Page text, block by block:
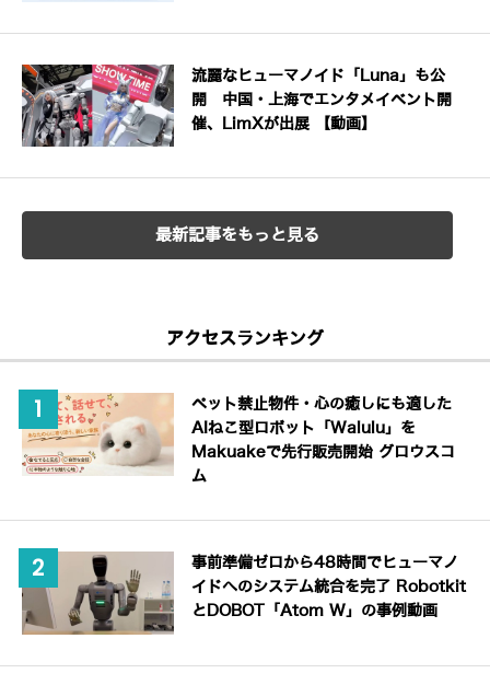
流麗なヒューマノイド「Luna」も公
開 中国・上海でエンタメイベント開
催、LimXが出展 【動画】
最新記事をもっと見る
アクセスランキング
ペット禁止物件・心の癒しにも適した
AIねこ型ロボット「Walulu」を
Makuakeで先行販売開始 グロウスコ
ム
事前準備ゼロから48時間でヒューマノ
イドへのシステム統合を完了 Robotkit
とDOBOT「Atom W」の事例動画